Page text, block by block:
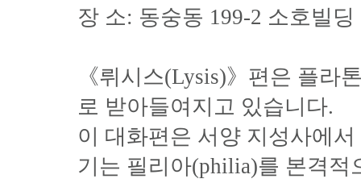
장 소: 동숭동 199-2 소호빌
《뤼시스(Lysis)》편은 플라
로 받아들여지고 있습니다.
이 대화편은 서양 지성사에서
기는 필리아(philia)를 본격